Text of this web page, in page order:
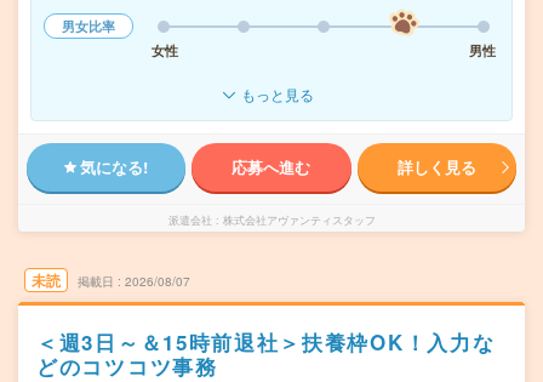
男女比率
女性
男性
もっと見る
気になる! 応募へ進む 詳しく見る
派遣会社 株式会社アヴァンティスタッフ
未読 掲載日 2026/08/07
＜週3日～＆15時前退社＞扶養枠OK！入力な
どのコツコツ事務